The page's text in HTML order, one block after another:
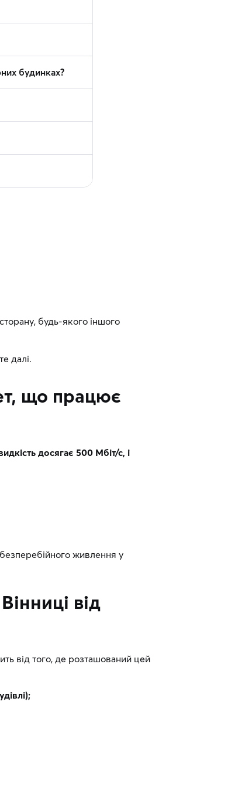
будинках?
будь-якого іншого
далі.
що працює
досягає 500 Мбіт/с, і
живлення у
від
від того, де розташований цей